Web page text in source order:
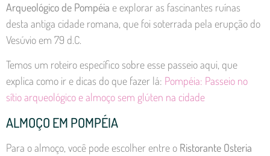
Arqueológico de Pompéia e explorar as fascinantes ruínas
desta antiga cidade romana, que foi soterrada pela erupção do
Vesúvio em 79 d.C.
Temos um roteiro específico sobre esse passeio aqui, que
explica como ir e dicas do que fazer lá: Pompéia: Passeio no
sítio arqueológico e almoço sem glúten na cidade
ALMOÇO EM POMPÉIA
Para o almoço, você pode escolher entre o Ristorante Osteria